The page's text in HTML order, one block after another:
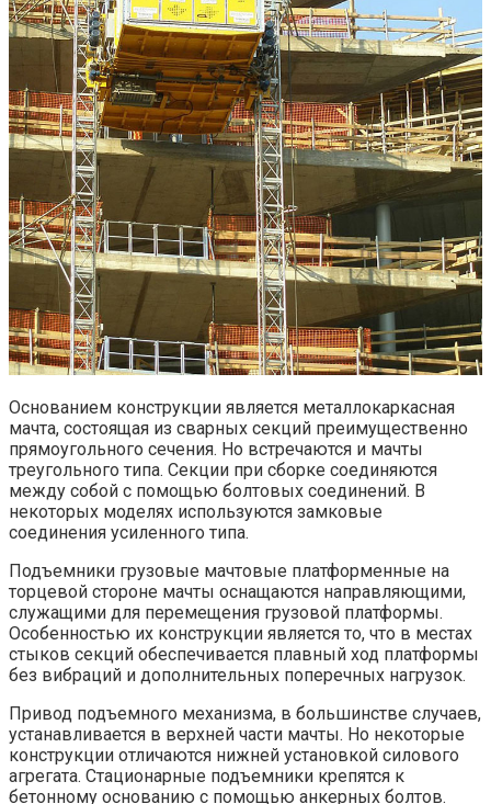
Основанием конструкции является металлокаркасная
мачта, состоящая из сварных секций преимущественно
прямоугольного сечения. Но встречаются и мачты
треугольного типа. Секции при сборке соединяются
между собой с помощью болтовых соединений. В
некоторых моделях используются замковые
соединения усиленного типа.
Подъемники грузовые мачтовые платформенные на
торцевой стороне мачты оснащаются направляющими,
служащими для перемещения грузовой платформы.
Особенностью их конструкции является то, что в местах
стыков секций обеспечивается плавный ход платформы
без вибраций и дополнительных поперечных нагрузок.
Привод подъемного механизма, в большинстве случаев,
устанавливается в верхней части мачты. Но некоторые
конструкции отличаются нижней установкой силового
агрегата. Стационарные подъемники крепятся к
бетонному основанию с помощью анкерных болтов.